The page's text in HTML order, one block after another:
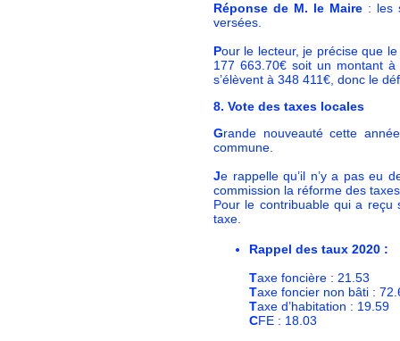
Réponse de M. le Maire : les
versées.
Pour le lecteur, je précise que
177 663.70€ soit un montant
s’élèvent à 348 411€, donc le
8. Vote des taxes locales
Grande nouveauté cette
commune.
Je rappelle qu’il n’y a pas eu
commission la réforme des
Pour le contribuable qui a reçu
taxe.
Rappel des taux 2020 :
Taxe foncière : 21.53
Taxe foncier non bâti :
Taxe d’habitation : 19.59
CFE : 18.03